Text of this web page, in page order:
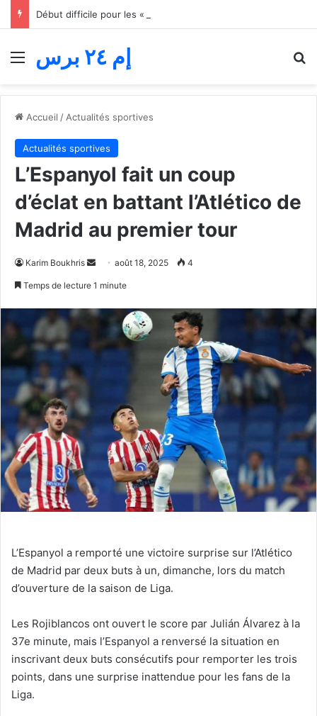
Menu إم ٢٤ برس
Accueil / Actualités sportives
Actualités sportives
L’Espanyol fait un coup
d’éclat en battant l’Atlético de
Madrid au premier tour
Karim Boukhris
Envoyeraoût 18, 2025 4
Temps de lecture 1 minute
L’Espanyol a remporté une victoire surprise sur l’Atlético
de Madrid par deux buts à un, dimanche, lors du match
d’ouverture de la saison de Liga.
Les Rojiblancos ont ouvert le score par Julián Álvarez à la
37e minute, mais l’Espanyol a renversé la situation en
inscrivant deux buts consécutifs pour remporter les trois
points, dans une surprise inattendue pour les fans de la
Liga.